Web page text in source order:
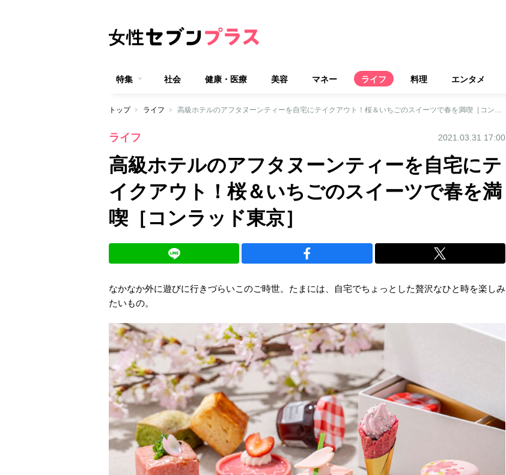
特集 社会 健康・医療 美容 マネー ライフ 料理 エンタメ
トップ ライフ 高級ホテルのアフタヌーンティーを自宅にテイクアウト！桜＆いちごのスイーツで春を満喫［コンラッド東京］
ライフ 2021.03.31 17:00
高級ホテルのアフタヌーンティーを自宅にテ
イクアウト！桜＆いちごのスイーツで春を満
喫［コンラッド東京］
なかなか外に遊びに行きづらいこのご時世。たまには、自宅でちょっとした贅沢なひと時を楽しみ
たいもの。